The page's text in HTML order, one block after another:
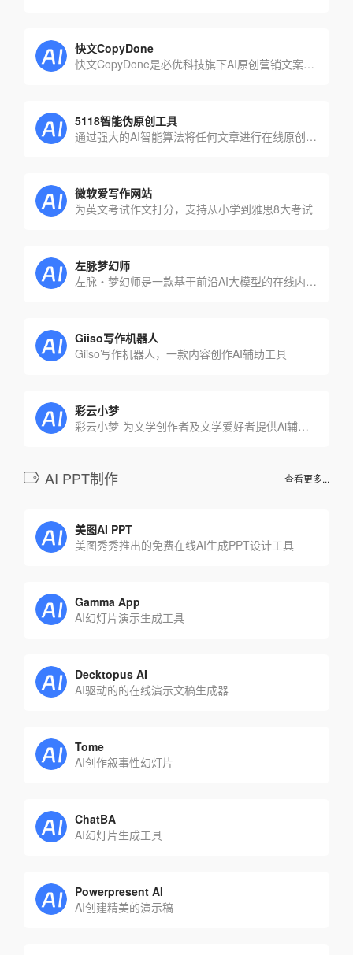
快文CopyDone
快文CopyDone是必优科技旗下AI原创营销文案写作神器,通过强大的自然语言处理能力,通过输入关键词,快速生成原创的软文,可以发布在各个媒体和自媒体平台,大幅提高创作效率
5118智能伪原创工具
通过强大的AI智能算法将任何文章进行在线原创检测,变成另外一篇独一无二的文章，并集成原创度检查工具，使您的文章在搜索引擎和新媒体获得大量流量排名
微软爱写作网站
为英文考试作文打分，支持从小学到雅思8大考试
左脉梦幻师
左脉・梦幻师是一款基于前沿AI大模型的在线内容生成工具，擅长理解文本和生成内容，可用于处理和解决几乎任何涉及语言的任务
Giiso写作机器人
Giiso写作机器人，一款内容创作AI辅助工具
彩云小梦
彩云小梦-为文学创作者及文学爱好者提供Ai辅助创作编辑工具
AI PPT制作 查看更多...
美图AI PPT
美图秀秀推出的免费在线AI生成PPT设计工具
Gamma App
AI幻灯片演示生成工具
Decktopus AI
AI驱动的的在线演示文稿生成器
Tome
AI创作叙事性幻灯片
ChatBA
AI幻灯片生成工具
Powerpresent AI
AI创建精美的演示稿